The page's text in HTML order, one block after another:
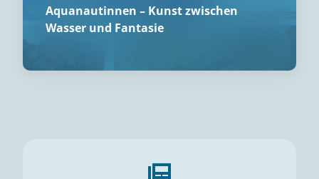
Aquanautinnen – Kunst zwischen
Wasser und Fantasie